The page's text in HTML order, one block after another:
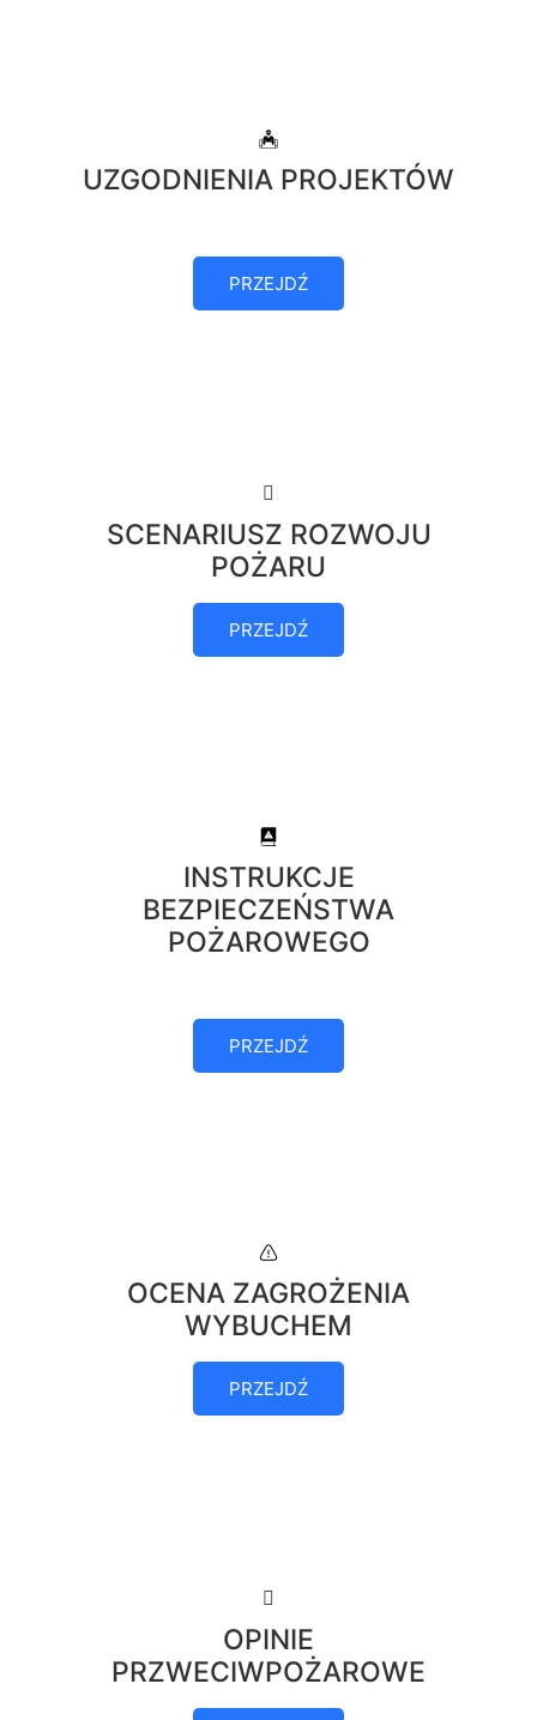
UZGODNIENIA PROJEKTÓW
PRZEJDŹ
SCENARIUSZ ROZWOJU
POŻARU
PRZEJDŹ
INSTRUKCJE
BEZPIECZEŃSTWA
POŻAROWEGO
PRZEJDŹ
OCENA ZAGROŻENIA
WYBUCHEM
PRZEJDŹ
OPINIE
PRZWECIWPOŻAROWE